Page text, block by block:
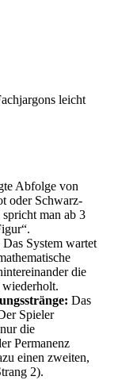
leicht
Abfolge von
oder Schwarz-
man ab 3
Das System wartet
die
Das
Spieler
die
Permanenz
einen zweiten,
2).